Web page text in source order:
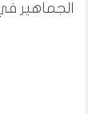
الجماهير